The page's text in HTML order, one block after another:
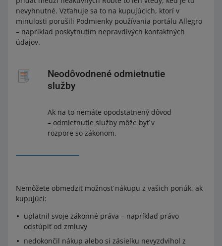
nevyhnutné. Vzťahuje sa to na kupujúcich, ktorí v
minulosti porušili Podmienky používania portálu Allegro
– napríklad poskytnutím nepravdivých kontaktných
údajov.
Neodôvodnené odmietnutie
služby
Ak na to nemáte opodstatnený dôvod
– odmietnutie služby môže byť v
rozpore so zákonom.
Nemôžete obmedziť možnosť nákupu z vašich ponúk, ak
kupujúci:
uplatnil svoje zákonné práva – napríklad právo
odstúpiť od zmluvy
nedokončil nákup alebo si zásielku nevyzdvihol z